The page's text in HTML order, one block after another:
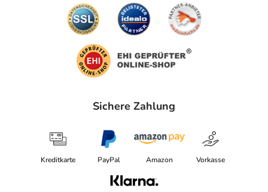
Sichere Zahlung
Kreditkarte PayPal Amazon Vorkasse